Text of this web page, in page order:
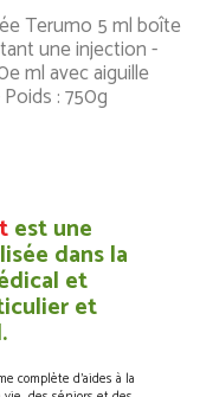
Terumo 5 ml boîte
une injection -
ml avec aiguille
: 750g
est une
dans la
et
et
complète d’aides à la